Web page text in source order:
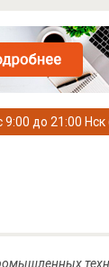
до 21:00